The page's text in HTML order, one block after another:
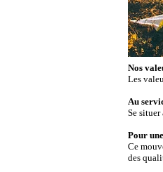
Nos
Les
Au
Se
Pour
Ce
des